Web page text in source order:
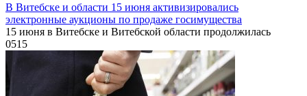
В Витебске и области 15 июня активизировались
электронные аукционы по продаже госимущества
15 июня в Витебске и Витебской области продолжилась
0515